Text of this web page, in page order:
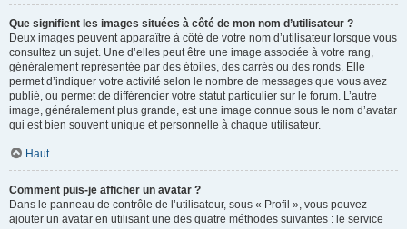
Que signifient les images situées à côté de mon nom d’utilisateur ?
Deux images peuvent apparaître à côté de votre nom d’utilisateur lorsque vous
consultez un sujet. Une d’elles peut être une image associée à votre rang,
généralement représentée par des étoiles, des carrés ou des ronds. Elle
permet d’indiquer votre activité selon le nombre de messages que vous avez
publié, ou permet de différencier votre statut particulier sur le forum. L’autre
image, généralement plus grande, est une image connue sous le nom d’avatar
qui est bien souvent unique et personnelle à chaque utilisateur.
Haut
Comment puis-je afficher un avatar ?
Dans le panneau de contrôle de l’utilisateur, sous « Profil », vous pouvez
ajouter un avatar en utilisant une des quatre méthodes suivantes : le service